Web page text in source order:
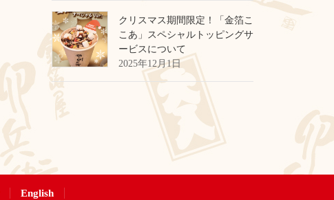
クリスマス期間限定！「金箔こ
こあ」スペシャルトッピングサ
ービスについて
2025年12月1日
English